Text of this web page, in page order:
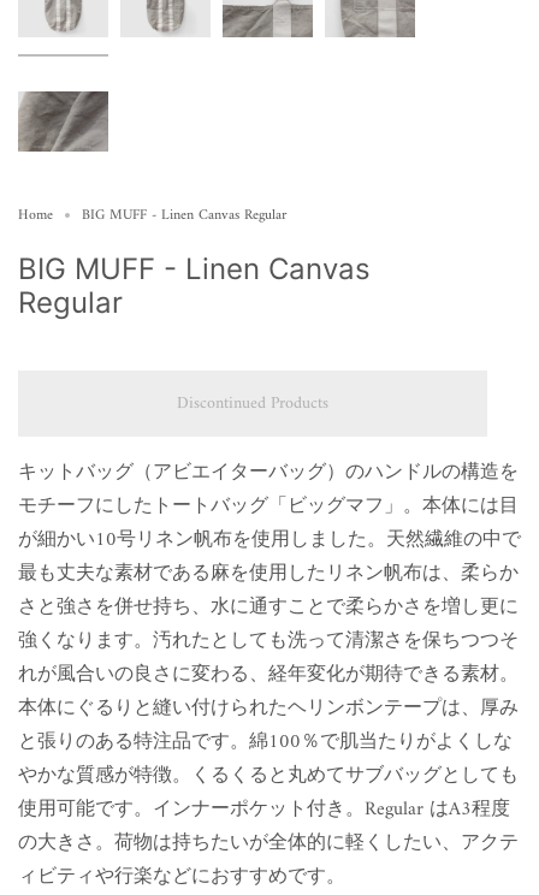
Home BIG MUFF - Linen Canvas Regular
BIG MUFF - Linen Canvas
Regular
Discontinued Products
キットバッグ（アビエイターバッグ）のハンドルの構造を
モチーフにしたトートバッグ「ビッグマフ」。本体には目
が細かい10号リネン帆布を使用しました。天然繊維の中で
最も丈夫な素材である麻を使用したリネン帆布は、柔らか
さと強さを併せ持ち、水に通すことで柔らかさを増し更に
強くなります。汚れたとしても洗って清潔さを保ちつつそ
れが風合いの良さに変わる、経年変化が期待できる素材。
本体にぐるりと縫い付けられたヘリンボンテープは、厚み
と張りのある特注品です。綿100％で肌当たりがよくしな
やかな質感が特徴。くるくると丸めてサブバッグとしても
使用可能です。インナーポケット付き。Regular はA3程度
の大きさ。荷物は持ちたいが全体的に軽くしたい、アクテ
ィビティや行楽などにおすすめです。